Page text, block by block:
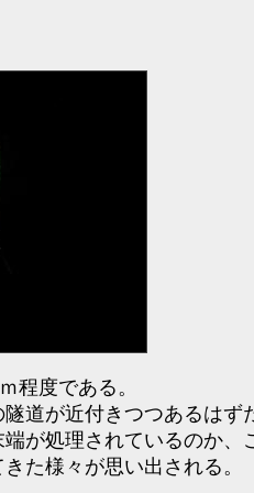
程度である。
道が近付きつつあるはず
が処理されているのか、
た様々が思い出される。